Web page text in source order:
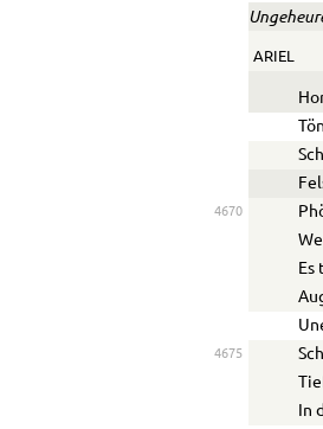
ARIEL
4670
Es
4675
In